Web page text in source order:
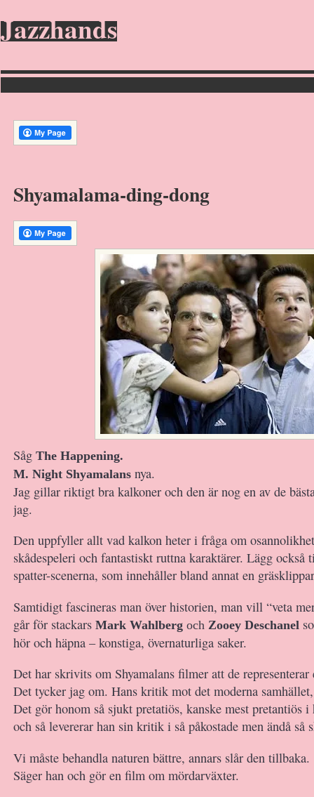
Jazzhands
Shyamalama-ding-dong
Såg The Happening.
M. Night Shyamalans nya.
Jag gillar riktigt bra kalkoner och den är nog en av de
jag.
Den uppfyller allt vad kalkon heter i fråga om
skådespeleri och fantastiskt ruttna karaktärer. Lägg också
spatter-scenerna, som innehåller bland annat en
Samtidigt fascineras man över historien, man vill “veta
går för stackars Mark Wahlberg och Zooey Deschanel
hör och häpna – konstiga, övernaturliga saker.
Det har skrivits om Shyamalans filmer att de representerar
Det tycker jag om. Hans kritik mot det moderna
Det gör honom så sjukt pretatiös, kanske mest pretantiös
och så levererar han sin kritik i så påkostade men ändå så
Vi måste behandla naturen bättre, annars slår den tillbaka.
Säger han och gör en film om mördarväxter.